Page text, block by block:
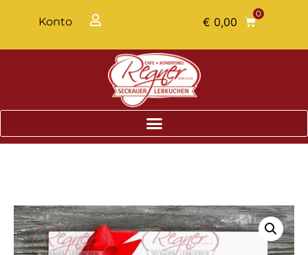
Konto € 0,00
0